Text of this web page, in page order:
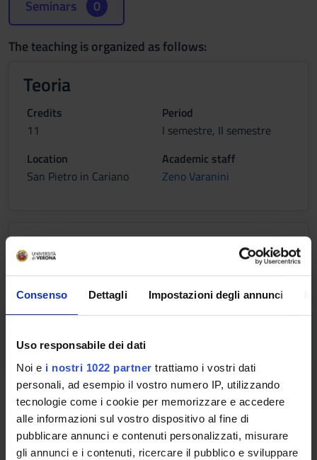
Consenso Dettagli Impostazioni degli annunci
Uso responsabile dei dati
Noi e i nostri 1022 partner trattiamo i vostri dati
personali, ad esempio il vostro numero IP, utilizzando
tecnologie come i cookie per memorizzare e accedere
alle informazioni sul vostro dispositivo al fine di
pubblicare annunci e contenuti personalizzati, misurare
gli annunci e i contenuti, ricercare il pubblico e sviluppare
Seminars 0
The teaching is organized as follows:
Teoria
Credits
11
Period
I semestre, II semestre
Location
San Pietro in Cariano
Academic staff
Zeno Varanini
Laboratorio
Credits
1
Period
I semestre, II semestre
Location
San Pietro in Cariano
Academic staff
Learning outcomes
Aim of the course is to analyse with a chemical and
biochemical approach the main phenomena and relationships
taking place in the soil-plant system.